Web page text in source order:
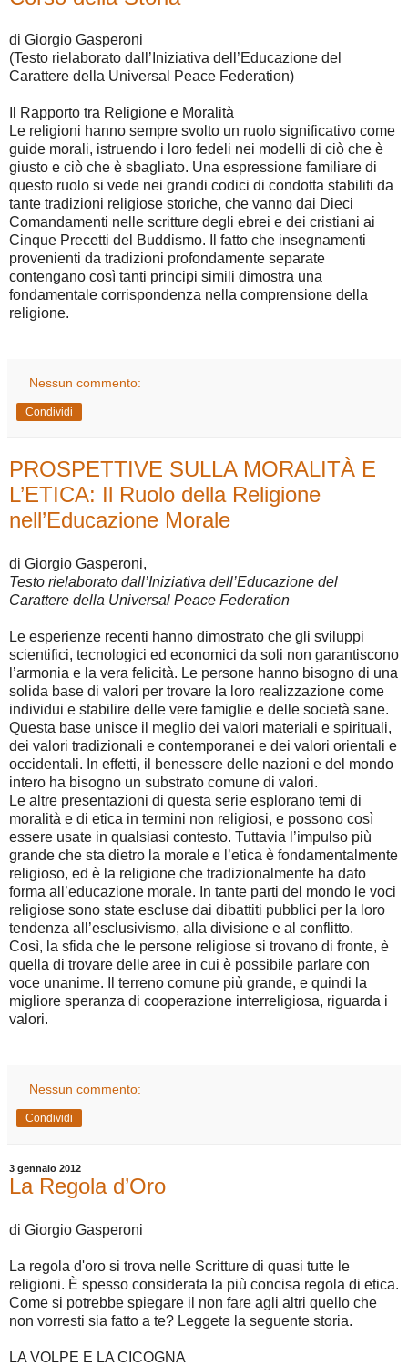
di Giorgio Gasperoni
(Testo rielaborato dall’Iniziativa dell’Educazione del
Carattere della Universal Peace Federation)
Il Rapporto tra Religione e Moralità
Le religioni hanno sempre svolto un ruolo significativo come
guide morali, istruendo i loro fedeli nei modelli di ciò che è
giusto e ciò che è sbagliato. Una espressione familiare di
questo ruolo si vede nei grandi codici di condotta stabiliti da
tante tradizioni religiose storiche, che vanno dai Dieci
Comandamenti nelle scritture degli ebrei e dei cristiani ai
Cinque Precetti del Buddismo. Il fatto che insegnamenti
provenienti da tradizioni profondamente separate
contengano così tanti principi simili dimostra una
fondamentale corrispondenza nella comprensione della
religione.
Nessun commento:
Condividi
PROSPETTIVE SULLA MORALITÀ E
L’ETICA: Il Ruolo della Religione
nell’Educazione Morale
di Giorgio Gasperoni,
Testo rielaborato dall’Iniziativa dell’Educazione del
Carattere della Universal Peace Federation
Le esperienze recenti hanno dimostrato che gli sviluppi
scientifici, tecnologici ed economici da soli non garantiscono
l’armonia e la vera felicità. Le persone hanno bisogno di una
solida base di valori per trovare la loro realizzazione come
individui e stabilire delle vere famiglie e delle società sane.
Questa base unisce il meglio dei valori materiali e spirituali,
dei valori tradizionali e contemporanei e dei valori orientali e
occidentali. In effetti, il benessere delle nazioni e del mondo
intero ha bisogno un substrato comune di valori.
Le altre presentazioni di questa serie esplorano temi di
moralità e di etica in termini non religiosi, e possono così
essere usate in qualsiasi contesto. Tuttavia l’impulso più
grande che sta dietro la morale e l’etica è fondamentalmente
religioso, ed è la religione che tradizionalmente ha dato
forma all’educazione morale. In tante parti del mondo le voci
religiose sono state escluse dai dibattiti pubblici per la loro
tendenza all’esclusivismo, alla divisione e al conflitto.
Così, la sfida che le persone religiose si trovano di fronte, è
quella di trovare delle aree in cui è possibile parlare con
voce unanime. Il terreno comune più grande, e quindi la
migliore speranza di cooperazione interreligiosa, riguarda i
valori.
Nessun commento:
Condividi
3 gennaio 2012
La Regola d’Oro
di Giorgio Gasperoni
La regola d'oro si trova nelle Scritture di quasi tutte le
religioni. È spesso considerata la più concisa regola di etica.
Come si potrebbe spiegare il non fare agli altri quello che
non vorresti sia fatto a te? Leggete la seguente storia.
LA VOLPE E LA CICOGNA